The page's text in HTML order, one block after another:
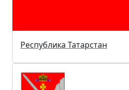
Республика Татарстан